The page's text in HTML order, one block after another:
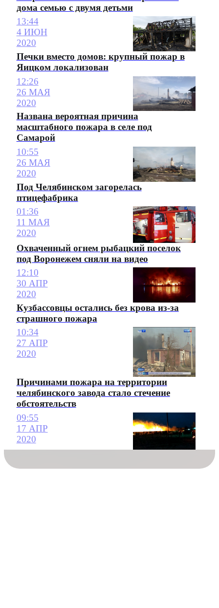
дома семью с двумя детьми
13:44
4 ИЮН
2020
Печки вместо домов: крупный пожар в
Яицком локализован
12:26
26 МАЯ
2020
Названа вероятная причина
масштабного пожара в селе под
Самарой
10:55
26 МАЯ
2020
Под Челябинском загорелась
птицефабрика
01:36
11 МАЯ
2020
Охваченный огнем рыбацкий поселок
под Воронежем сняли на видео
12:10
30 АПР
2020
Кузбассовцы остались без крова из-за
страшного пожара
10:34
27 АПР
2020
Причинами пожара на территории
челябинского завода стало стечение
обстоятельств
09:55
17 АПР
2020